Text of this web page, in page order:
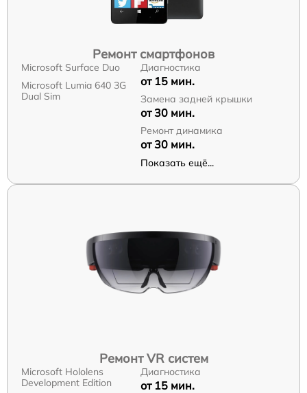
Ремонт смартфонов
Microsoft Surface Duo
Microsoft Lumia 640 3G
Dual Sim
Диагностика
от 15 мин.
Замена задней крышки
от 30 мин.
Ремонт динамика
от 30 мин.
Показать ещё...
Ремонт VR систем
Microsoft Hololens
Development Edition
Диагностика
от 15 мин.